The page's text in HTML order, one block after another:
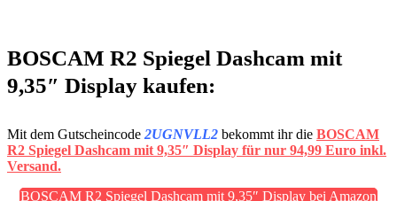
BOSCAM R2 Spiegel Dashcam mit
9,35″ Display kaufen:
Mit dem Gutscheincode 2UGNVLL2 bekommt ihr die BOSCAM
R2 Spiegel Dashcam mit 9,35″ Display für nur 94,99 Euro inkl.
Versand.
BOSCAM R2 Spiegel Dashcam mit 9,35″ Display bei Amazon